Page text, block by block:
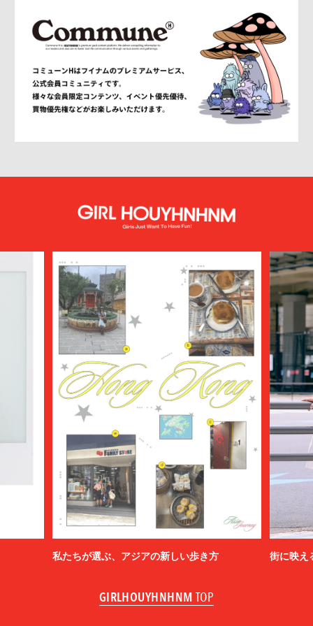
私たちが選ぶ、アジアの新しい歩き方 街に映え
GIRLHOUYHNHNM TOP